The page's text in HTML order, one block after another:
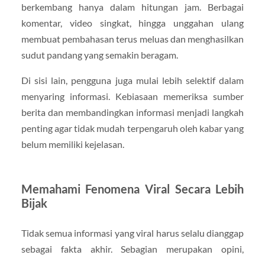
berkembang hanya dalam hitungan jam. Berbagai
komentar, video singkat, hingga unggahan ulang
membuat pembahasan terus meluas dan menghasilkan
sudut pandang yang semakin beragam.
Di sisi lain, pengguna juga mulai lebih selektif dalam
menyaring informasi. Kebiasaan memeriksa sumber
berita dan membandingkan informasi menjadi langkah
penting agar tidak mudah terpengaruh oleh kabar yang
belum memiliki kejelasan.
Memahami Fenomena Viral Secara Lebih
Bijak
Tidak semua informasi yang viral harus selalu dianggap
sebagai fakta akhir. Sebagian merupakan opini,